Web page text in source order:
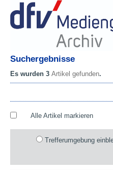
Suchergebnisse
Es wurden 3 Artikel gefunden.
Alle Artikel markieren
Trefferumgebung